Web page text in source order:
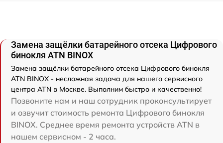
Замена защёлки батарейного отсека Цифрового
бинокля ATN BINOX
Замена защёлки батарейного отсека Цифрового бинокля
ATN BINOX - несложная задача для нашего сервисного
центра ATN в Москве. Выполним быстро и качественно!
Позвоните нам и наш сотрудник проконсультирует
и озвучит стоимость ремонта Цифрового бинокля
BINOX. Среднее время ремонта устройств ATN в
нашем сервисном - 2 часа.